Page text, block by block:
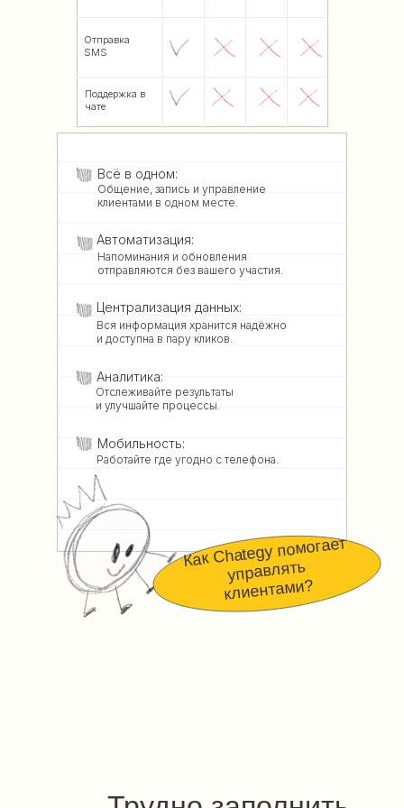
Отправка
SMS
Поддержка в
чате
Централизация данных:
Вся информация хранится надёжно
и доступна в пару кликов.
Всё в одном:
Общение, запись и управление
клиентами в одном месте.
Аналитика:
Отслеживайте результаты
и улучшайте процессы.
Автоматизация:
Напоминания и обновления
отправляются без вашего участия.
Мобильность:
Работайте где угодно с телефона.
Как Chategy помогает
управлять
клиентами?